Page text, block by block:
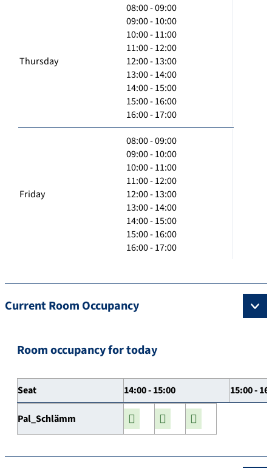
Thursday
08:00 - 09:00
09:00 - 10:00
10:00 - 11:00
11:00 - 12:00
12:00 - 13:00
13:00 - 14:00
14:00 - 15:00
15:00 - 16:00
16:00 - 17:00
Friday
08:00 - 09:00
09:00 - 10:00
10:00 - 11:00
11:00 - 12:00
12:00 - 13:00
13:00 - 14:00
14:00 - 15:00
15:00 - 16:00
16:00 - 17:00
Current Room Occupancy
Room occupancy for today
Seat 14:00 - 15:00 15:00 -
Pal_Schlämm